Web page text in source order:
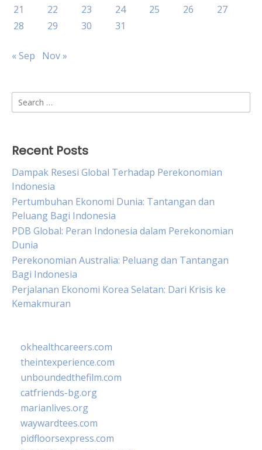
21
22 23 24 25 26
27
28
29 30 31
« Sep Nov »
Search
for:
Recent Posts
Dampak Resesi Global Terhadap Perekonomian
Indonesia
Pertumbuhan Ekonomi Dunia: Tantangan dan
Peluang Bagi Indonesia
PDB Global: Peran Indonesia dalam Perekonomian
Dunia
Perekonomian Australia: Peluang dan Tantangan
Bagi Indonesia
Perjalanan Ekonomi Korea Selatan: Dari Krisis ke
Kemakmuran
okhealthcareers.com
theintexperience.com
unboundedthefilm.com
catfriends-bg.org
marianlives.org
waywardtees.com
pidfloorsexpress.com